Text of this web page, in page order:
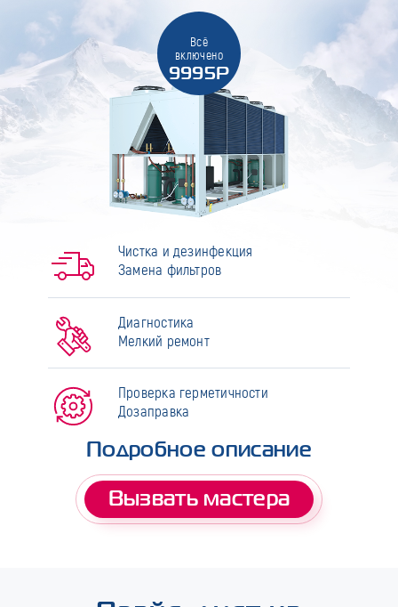
Всё
включено
9995Р
Чистка и дезинфекция
Замена фильтров
Диагностика
Мелкий ремонт
Проверка герметичности
Дозаправка
Подробное описание
Вызвать мастера